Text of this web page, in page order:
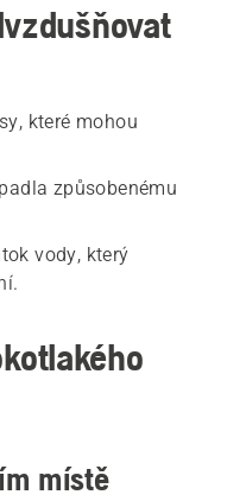
které mohou
způsobenému
vody, který
místě